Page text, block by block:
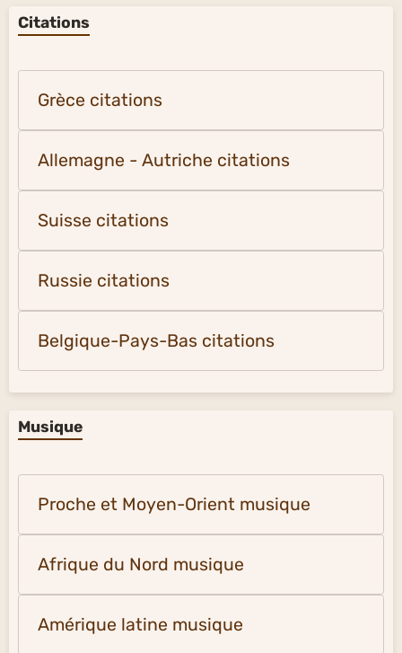
Citations
Grèce citations
Allemagne - Autriche citations
Suisse citations
Russie citations
Belgique-Pays-Bas citations
Musique
Proche et Moyen-Orient musique
Afrique du Nord musique
Amérique latine musique